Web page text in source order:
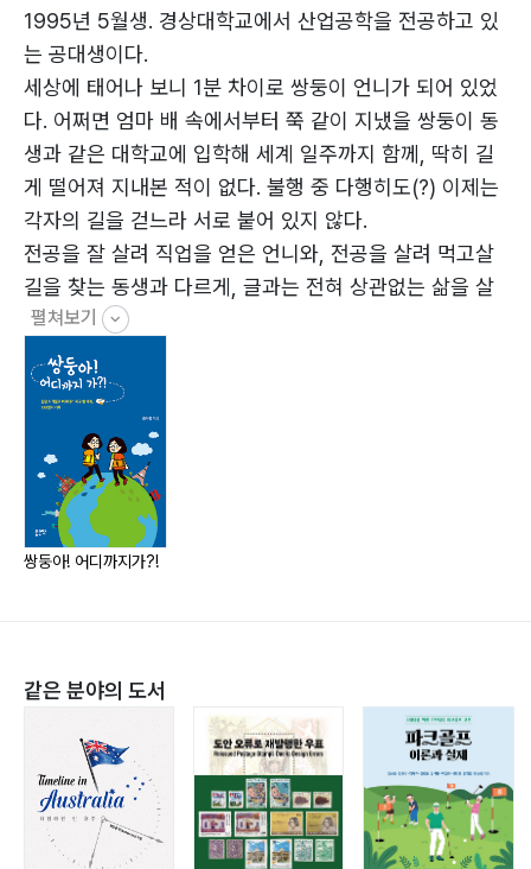
#칭찬해_주세요 #같은_장소_다른_느낌
?노르웨이 오슬로 …78
#사실은_그게_아니다
?노르웨이 트롤퉁가 …84
#당신이_만드신_아름다운_세상 #일단_해_보면_된다
?노르웨이 베르겐 …93
#처음이_아니라서_둘이라서_괜찮다 #그땐_그랬지
?네덜란드 암스테르담 …104
#주위를_둘러보면 #대한민국_만세 #애써_하지_않아도
?벨기에 브뤼셀 …118
#그저_공감해_주는_것 #걷다가_넘어져도_괜찮아
#서로_다른_곳에_서서 #당연하지_않아
?영국 런던 …132
#자신을_대표하는_것들 #지금은_꿈이_아니야 #특별함
과_평범함
#이상과_현실 #아빠의_꿈
?프랑스 파리(쉼표) …151
#호박_같은_보람이 #사람들은_제각각
세 번째 발자국 : 아프리카
?모로코 마라케시 …176
#과일_할아버지 #낯선_곳의_익숙함 #여전히_여행_중
1995년 5월생. 경상대학교에서 산업공학을 전공하고 있
는 공대생이다.
세상에 태어나 보니 1분 차이로 쌍둥이 언니가 되어 있었
다. 어쩌면 엄마 배 속에서부터 쭉 같이 지냈을 쌍둥이 동
생과 같은 대학교에 입학해 세계 일주까지 함께, 딱히 길
게 떨어져 지내본 적이 없다. 불행 중 다행히도(?) 이제는
각자의 길을 걷느라 서로 붙어 있지 않다.
전공을 잘 살려 직업을 얻은 언니와, 전공을 살려 먹고살
길을 찾는 동생과 다르게, 글과는 전혀 상관없는 삶을 살
다가 여행을 마친 후 문득 글을 쓰고 싶다며 덤벼들었다.
덕분에 집에서는 문제의 둘째 딸 역할을 톡톡히 해내는 중
이다.
글쎄, 여전히 먹고살기 위해 무슨 일을 해야 할지, 앞으로
뭐가 될지 모르겠다. 그저? 지금 행복하기 위해 하루하루
최선을 다해 살아가는 중이다.
이메일 dkfka2588@naver.com
펼쳐보기
쌍둥아! 어디까지가?!
같은 분야의 도서